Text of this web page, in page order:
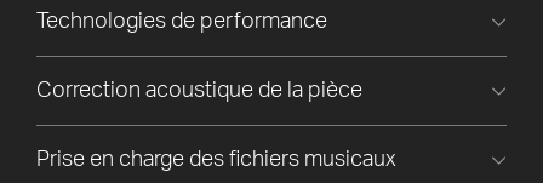
Technologies de performance
Correction acoustique de la pièce
Prise en charge des fichiers musicaux